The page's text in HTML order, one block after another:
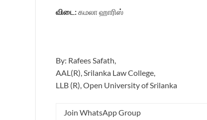
விடை:கமலா ஹாரிஸ்
By: Rafees Safath,
AAL(R), Srilanka Law College,
LLB (R), Open University of Srilanka
Join WhatsApp Group